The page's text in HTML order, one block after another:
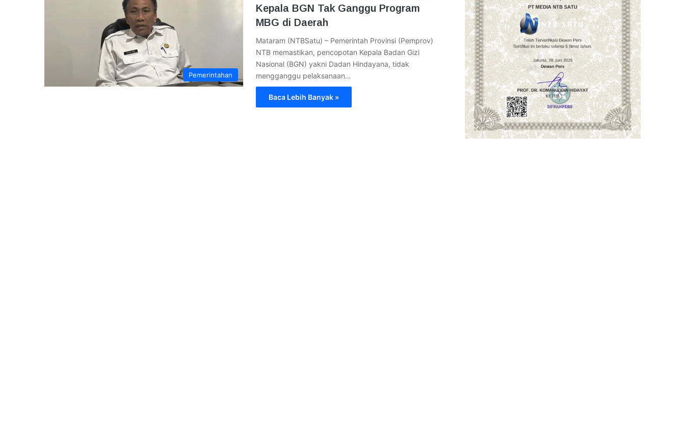
Pemerintahan
Kepala BGN Tak Ganggu Program
MBG di Daerah
Mataram (NTBSatu) – Pemerintah Provinsi (Pemprov)
NTB memastikan, pencopotan Kepala Badan Gizi
Nasional (BGN) yakni Dadan Hindayana, tidak
mengganggu pelaksanaan…
Baca Lebih Banyak »